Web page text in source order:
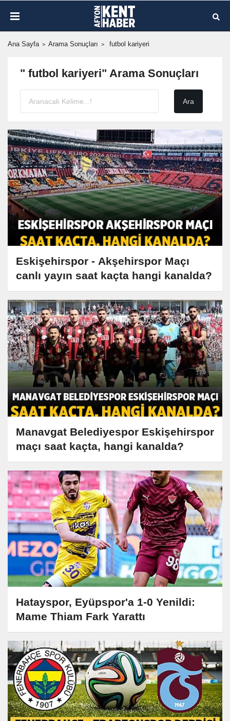
Ana Sayfa Arama Sonuçları futbol kariyeri
" futbol kariyeri" Arama Sonuçları
Eskişehirspor - Akşehirspor Maçı
canlı yayın saat kaçta hangi kanalda?
Manavgat Belediyespor Eskişehirspor
maçı saat kaçta, hangi kanalda?
Hatayspor, Eyüpspor'a 1-0 Yenildi:
Mame Thiam Fark Yarattı